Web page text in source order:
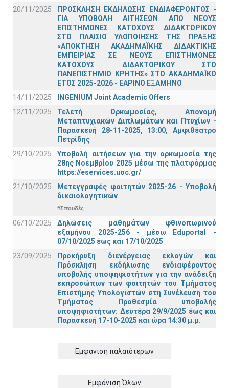
20/11/2025
ΠΡΟΣΚΛΗΣΗ ΕΚΔΗΛΩΣΗΣ ΕΝΔΙΑΦΕΡΟΝΤΟΣ -
ΓΙΑ ΥΠΟΒΟΛΗ ΑΙΤΗΣΕΩΝ ΑΠΟ ΝΕΟΥΣ
ΕΠΙΣΤΗΜΟΝΕΣ ΚΑΤΟΧΟΥΣ ΔΙΔΑΚΤΟΡΙΚΟΥ
ΣΤΟ ΠΛΑΙΣΙΟ ΥΛΟΠΟΙΗΣΗΣ ΤΗΣ ΠΡΑΞΗΣ
«ΑΠΟΚΤΗΣΗ ΑΚΑΔΗΜΑΪΚΗΣ ΔΙΔΑΚΤΙΚΗΣ
ΕΜΠΕΙΡΙΑΣ ΣΕ ΝΕΟΥΣ ΕΠΙΣΤΗΜΟΝΕΣ
ΚΑΤΟΧΟΥΣ ΔΙΔΑΚΤΟΡΙΚΟΥ ΣΤΟ
ΠΑΝΕΠΙΣΤΗΜΙΟ ΚΡΗΤΗΣ» ΣΤΟ ΑΚΑΔΗΜΑΪΚΟ
ΕΤΟΣ 2025-2026 - ΕΑΡΙΝΟ ΕΞΑΜΗΝΟ
14/11/2025
INGENIUM Joint Academic Offers
12/11/2025
Τελετή Ορκωμοσίας, Απονομή
Μεταπτυχιακών Διπλωμάτων και Πτυχίων -
Παρασκευή 28-11-2025, 13:00, Αμφιθέατρο
Πετρίδης
29/10/2025
Υποβολή αιτήσεων για την ορκωμοσία της
28ης Νοεμβρίου 2025 μέσω της πλατφόρμας
https://eservices.uoc.gr/
21/10/2025
Μετεγγραφές φοιτητών 2025-26 - Υποβολή
δικαιολογητικών
#Σπουδές
06/10/2025
Δηλώσεις μαθημάτων φθινοπωρινού
εξαμήνου 2025-256 - μέσω Εduportal -
07/10/2025 έως και 17/10/2025
23/09/2025
Προκήρυξη διενέργειας εκλογών και
Πρόσκληση εκδήλωσης ενδιαφέροντος
υποβολής υποψηφιοτήτων για την ανάδειξη
εκπροσώπων των φοιτητών του Τμήματος
Επιστήμης Υπολογιστών στη Συνέλευση του
Τμήματος Προθεσμία υποβολής
υποψηφιοτήτων: Δευτέρα 29/9/2025 έως και
Παρασκευή 17-10-2025 και ώρα 14:30 μ.μ.
Εμφάνιση παλαιότερων
Εμφάνιση Όλων